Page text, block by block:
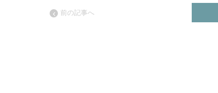
前の記事へ